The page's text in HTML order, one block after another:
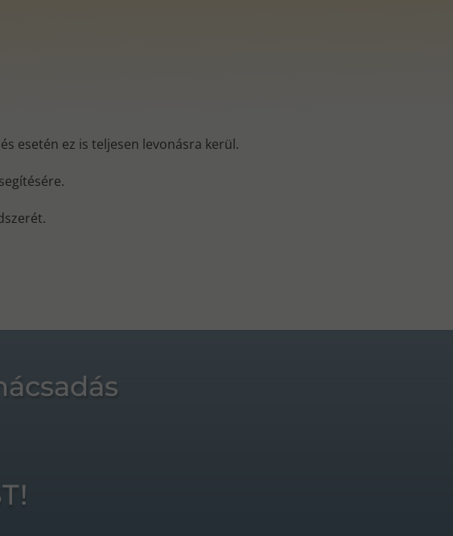
esetén ez is teljesen levonásra kerül.